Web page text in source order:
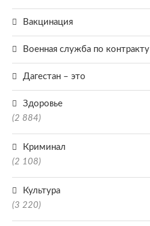
Вакцинация
Военная служба по контракту
Дагестан – это
Здоровье
(2 884)
Криминал
(2 108)
Культура
(3 220)